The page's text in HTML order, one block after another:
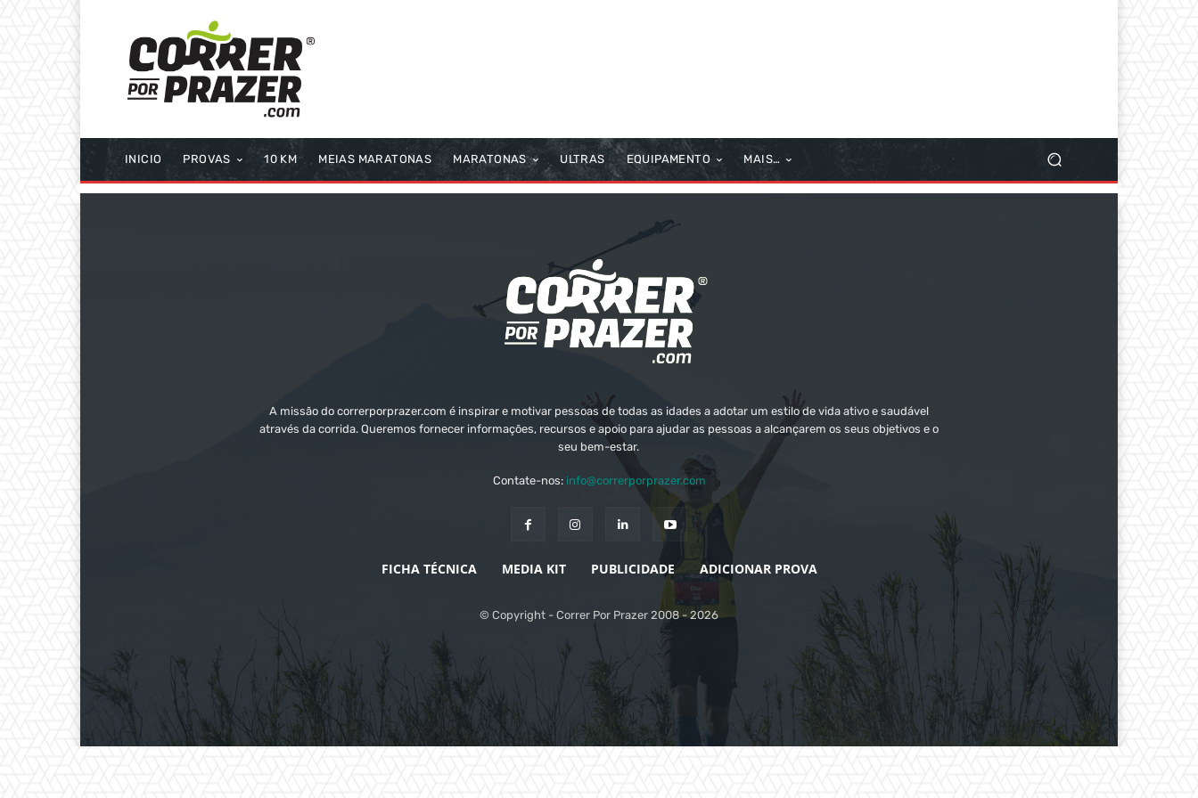
INICIO PROVAS 10 KM MEIAS MARATONAS MARATONAS ULTRAS EQUIPAMENTO MAIS…
A missão do correrporprazer.com é inspirar e motivar pessoas de todas as idades a adotar um estilo de vida ativo e saudável
através da corrida. Queremos fornecer informações, recursos e apoio para ajudar as pessoas a alcançarem os seus objetivos e o
seu bem-estar.
Contate-nos: info@correrporprazer.com
FICHA TÉCNICA MEDIA KIT PUBLICIDADE ADICIONAR PROVA
© Copyright - Correr Por Prazer 2008 - 2026